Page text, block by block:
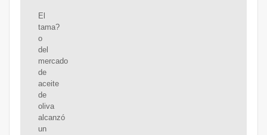
El
tama?
o
del
mercado
de
aceite
de
oliva
alcanzó
un